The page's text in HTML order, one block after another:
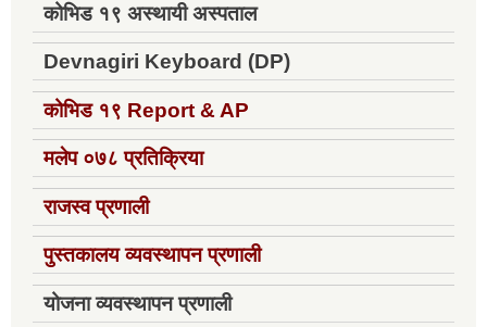
कोभिड १९ अस्थायी अस्पताल
Devnagiri Keyboard (DP)
कोभिड १९ Report & AP
मलेप ०७८ प्रतिक्रिया
राजस्व प्रणाली
पुस्तकालय व्यवस्थापन प्रणाली
योजना व्यवस्थापन प्रणाली